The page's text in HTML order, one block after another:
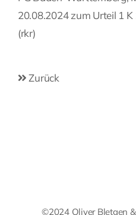
20.08.2024 zum Urteil 1
(rkr)
Zurück
©2024 Oliver Bletgen